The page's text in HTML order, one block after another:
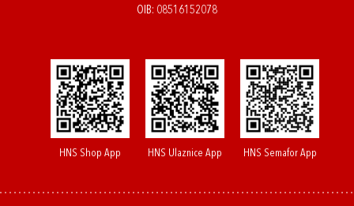
OIB: 08516152078
HNS Shop App HNS Ulaznice App HNS Semafor App